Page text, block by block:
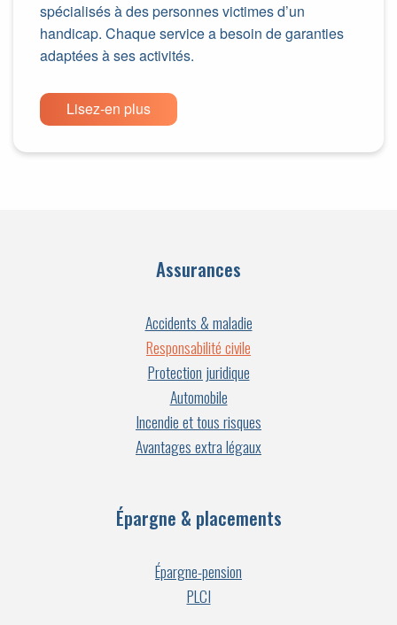
spécialisés à des personnes victimes d’un
handicap. Chaque service a besoin de garanties
adaptées à ses activités.
Lisez-en plus
Assurances
Accidents & maladie
Responsabilité civile
Protection juridique
Automobile
Incendie et tous risques
Avantages extra légaux
Épargne & placements
Épargne-pension
PLCI